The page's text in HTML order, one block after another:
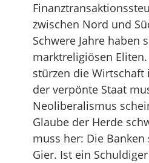
zwischen Nord und
Schwere Jahre haben
marktreligiösen
stürzen die Wirtschaft
der verpönte Staat
Neoliberalismus
Glaube der Herde
muss her: Die
Gier. Ist ein